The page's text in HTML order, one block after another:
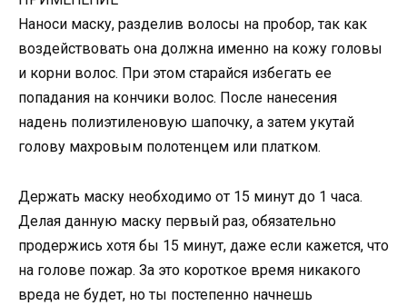
Наноси маску, разделив волосы на пробор, так как
воздействовать она должна именно на кожу головы
и корни волос. При этом старайся избегать ее
попадания на кончики волос. После нанесения
надень полиэтиленовую шапочку, а затем укутай
голову махровым полотенцем или платком.
Держать маску необходимо от 15 минут до 1 часа.
Делая данную маску первый раз, обязательно
продержись хотя бы 15 минут, даже если кажется, что
на голове пожар. За это короткое время никакого
вреда не будет, но ты постепенно начнешь